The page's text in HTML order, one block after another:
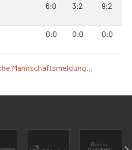
6:0 3:2 9:2
0:0 0:0 0:0
Mannschaftsmeldung...